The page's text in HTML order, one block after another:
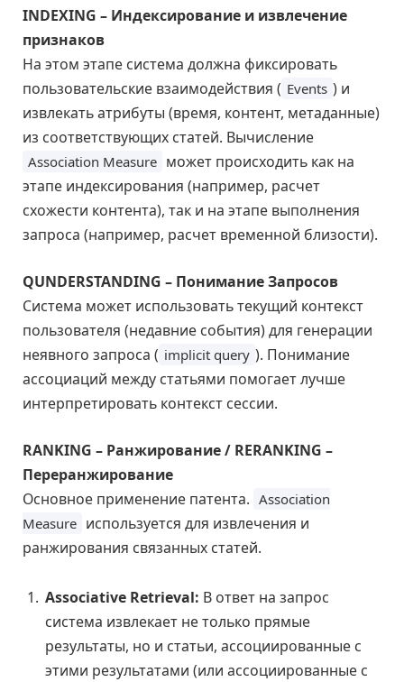
INDEXING – Индексирование и извлечение
признаков
На этом этапе система должна фиксировать
пользовательские взаимодействия ( Events ) и
извлекать атрибуты (время, контент, метаданные)
из соответствующих статей. Вычисление
Association Measure может происходить как на
этапе индексирования (например, расчет
схожести контента), так и на этапе выполнения
запроса (например, расчет временной близости).
QUNDERSTANDING – Понимание Запросов
Система может использовать текущий контекст
пользователя (недавние события) для генерации
неявного запроса ( implicit query ). Понимание
ассоциаций между статьями помогает лучше
интерпретировать контекст сессии.
RANKING – Ранжирование / RERANKING –
Переранжирование
Основное применение патента. Association
Measure используется для извлечения и
ранжирования связанных статей.
Associative Retrieval: В ответ на запрос
система извлекает не только прямые
результаты, но и статьи, ассоциированные с
этими результатами (или ассоциированные с